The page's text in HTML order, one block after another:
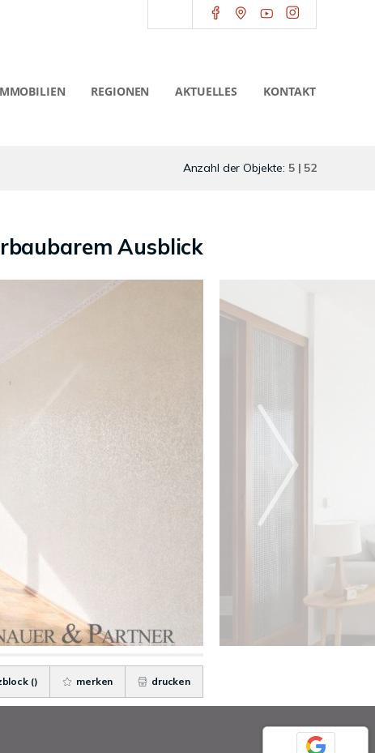
REGIONEN AKTUELLES KONTAKT
Anzahl der Objekte: 5 | 52
Ausblick
() merken drucken